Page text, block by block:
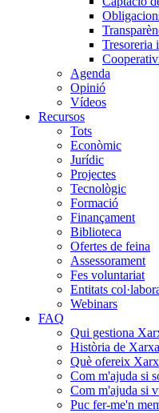
Tresoreria
Agenda
Opinió
Vídeos
Recursos
Tots
Econòmic
Jurídic
Projectes
Tecnològic
Formació
Finançament
Biblioteca
Ofertes de feina
Assessorament
Fes voluntariat
Entitats
Webinars
FAQ
Qui gestiona
Història de
Què ofereix
Com m'ajuda si
Com m'ajuda si
Puc fer-me'n